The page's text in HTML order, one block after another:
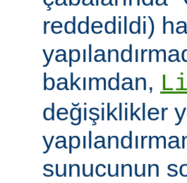
reddedildi)
bakımdan,
değişiklikler
sunucunun